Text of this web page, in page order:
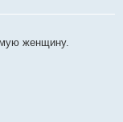
женщину.